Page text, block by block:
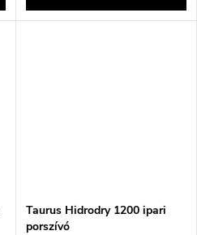
Taurus Hidrodry 1200 ipari
porszívó